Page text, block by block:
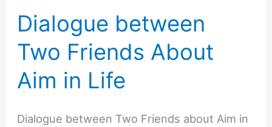
Dialogue between
Two Friends About
Aim in Life
Dialogue between Two Friends about Aim in